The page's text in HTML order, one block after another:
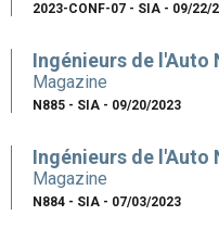
2023-CONF-07 - SIA - 09/22/
Ingénieurs de l'Auto
Magazine
N885 - SIA - 09/20/2023
Ingénieurs de l'Auto
Magazine
N884 - SIA - 07/03/2023